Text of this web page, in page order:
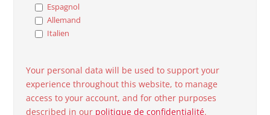
Espagnol
Allemand
Italien
Your personal data will be used to support your
experience throughout this website, to manage
access to your account, and for other purposes
described in our politique de confidentialité.